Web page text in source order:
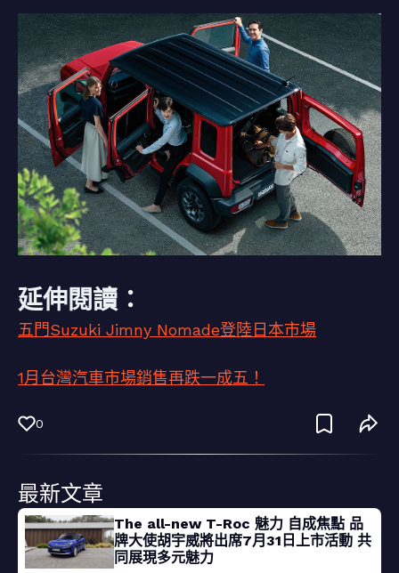
延伸閱讀：
五門Suzuki Jimny Nomade登陸日本市場
1月台灣汽車市場銷售再跌一成五！
0
最新文章
The all-new T-Roc 魅力 自成焦點 品
牌大使胡宇威將出席7月31日上市活動 共
同展現多元魅力